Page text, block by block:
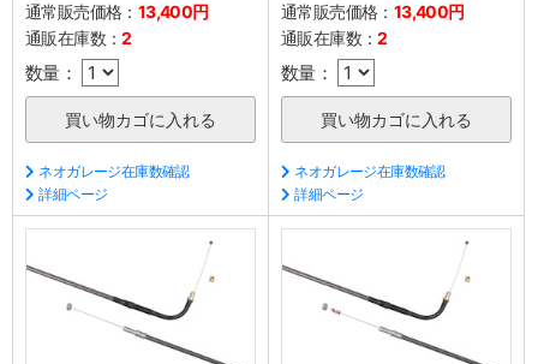
通常販売価格： 13,400円
通販在庫数：2
数量：
ネオガレージ在庫数確認
詳細ページ
通常販売価格： 13,400円
通販在庫数：2
数量：
ネオガレージ在庫数確認
詳細ページ